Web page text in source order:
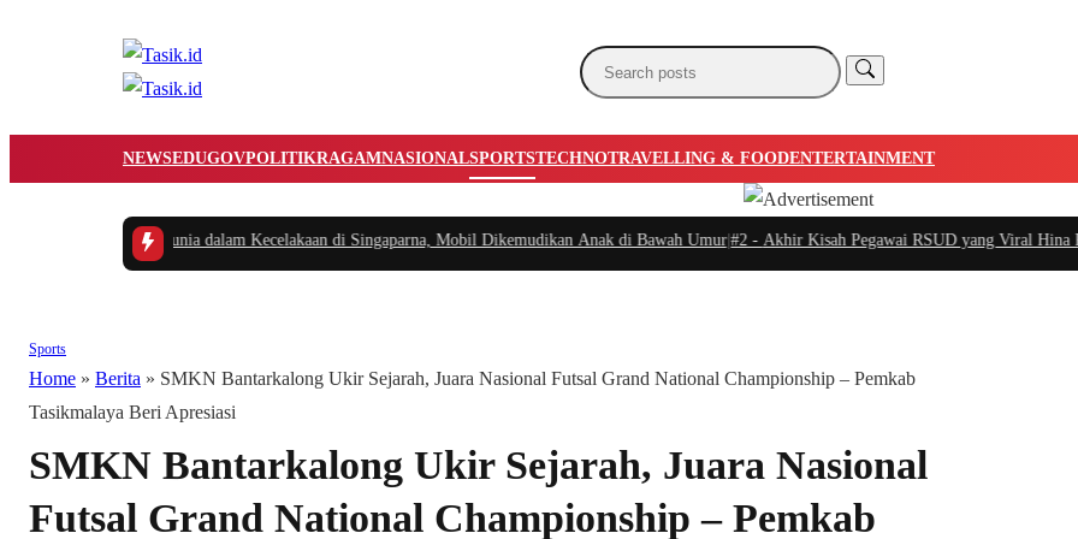
NEWSEDUGOVPOLITIKRAGAMNASIONALSPORTSTECHNOTRAVELLING & FOODENTERTAINMENT
Meninggal Dunia dalam Kecelakaan di Singaparna, Mobil Dikemudikan Anak di Bawah Umur|#2 -Akhir Kisah Pegawai RSUD yang Viral Hina
Sports
Home » Berita » SMKN Bantarkalong Ukir Sejarah, Juara Nasional Futsal Grand National Championship – Pemkab
Tasikmalaya Beri Apresiasi
SMKN Bantarkalong Ukir Sejarah, Juara Nasional
Futsal Grand National Championship – Pemkab